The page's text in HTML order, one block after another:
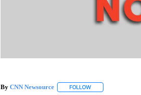
By CNN Newsource FOLLOWFOLLOW "" TO